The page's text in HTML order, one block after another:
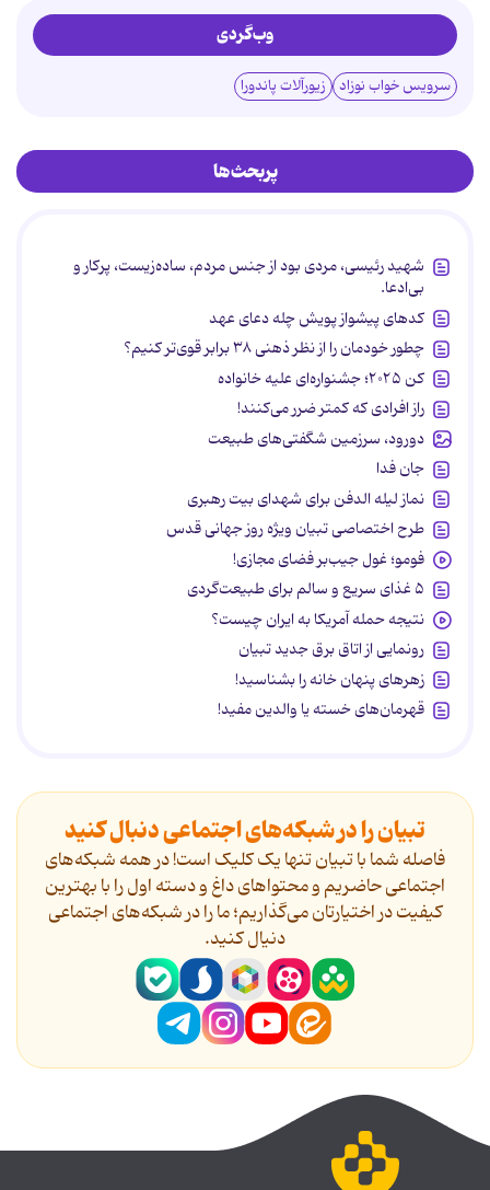
وب‌گردی
سرویس خواب نوزاد زیورآلات پاندورا
پربحث‌ها
شهید رئیسی، مردی بود از جنس مردم، ساده‌زیست، پرکار و
بی‌ادعا.
کدهای پیشواز پویش چله دعای عهد
چطور خودمان را از نظر ذهنی ۳۸ برابر قوی‌تر کنیم؟
کن ۲۰۲۵؛ جشنواره‌ای علیه خانواده
راز افرادی که کمتر ضرر می‌کنند!
دورود، سرزمین شگفتی‌های طبیعت
جان فدا
نماز لیله الدفن برای شهدای بیت رهبری
طرح اختصاصی تبیان ویژه روز جهانی قدس
فومو؛ غول جیب‌بر فضای مجازی!
۵ غذای سریع و سالم برای طبیعت‌گردی
نتیجه حمله آمریکا به ایران چیست؟
رونمایی از اتاق برق جدید تبیان
زهرهای پنهان خانه را بشناسید!
قهرمان‌های خسته یا والدین مفید!
تبیان را در شبکه‌های اجتماعی دنبال کنید
فاصله شما با تبیان تنها یک کلیک است! در همه شبکه‌های
اجتماعی حاضریم و محتواهای داغ و دسته اول را با بهترین
کیفیت در اختیارتان می‌گذاریم؛ ما را در شبکه‌های اجتماعی
دنیال کنید.